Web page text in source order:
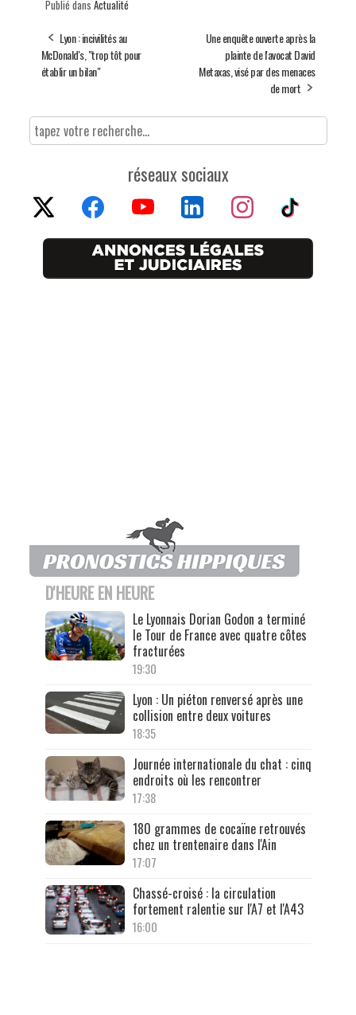
Publié dans Actualité
Lyon : incivilités au
McDonald's, "trop tôt pour
établir un bilan"
Une enquête ouverte après la
plainte de l'avocat David
Metaxas, visé par des menaces
de mort
réseaux sociaux
D'HEURE EN HEURE
Le Lyonnais Dorian Godon a terminé
le Tour de France avec quatre côtes
fracturées
19:30
Lyon : Un piéton renversé après une
collision entre deux voitures
18:35
Journée internationale du chat : cinq
endroits où les rencontrer
17:38
180 grammes de cocaïne retrouvés
chez un trentenaire dans l'Ain
17:07
Chassé-croisé : la circulation
fortement ralentie sur l'A7 et l'A43
16:00